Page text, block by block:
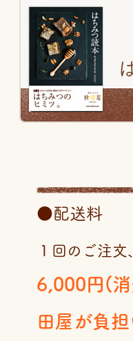
●配送料
１回のご注
6,000円(
田屋が負担